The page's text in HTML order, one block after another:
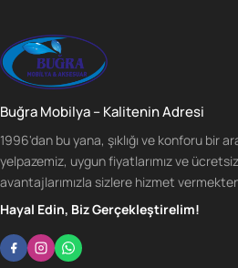
Buğra Mobilya – Kalitenin Adresi
1996'dan bu yana, şıklığı ve konforu bir
yelpazemiz, uygun fiyatlarımız ve
avantajlarımızla sizlere hizmet
Hayal Edin, Biz Gerçekleştirelim!